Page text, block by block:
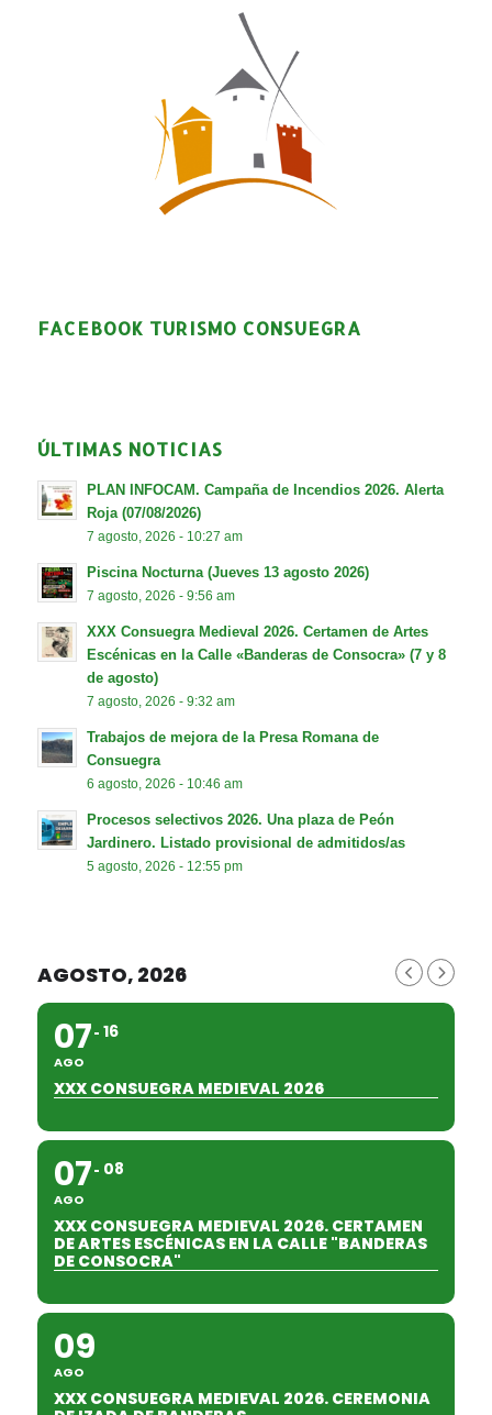
FACEBOOK TURISMO CONSUEGRA
ÚLTIMAS NOTICIAS
PLAN INFOCAM. Campaña de Incendios 2026. Alerta
Roja (07/08/2026)
7 agosto, 2026 - 10:27 am
Piscina Nocturna (Jueves 13 agosto 2026)
7 agosto, 2026 - 9:56 am
XXX Consuegra Medieval 2026. Certamen de Artes
Escénicas en la Calle «Banderas de Consocra» (7 y 8
de agosto)
7 agosto, 2026 - 9:32 am
Trabajos de mejora de la Presa Romana de
Consuegra
6 agosto, 2026 - 10:46 am
Procesos selectivos 2026. Una plaza de Peón
Jardinero. Listado provisional de admitidos/as
5 agosto, 2026 - 12:55 pm
AGOSTO, 2026
07
AGO
16
XXX CONSUEGRA MEDIEVAL 2026
07
AGO
08
XXX CONSUEGRA MEDIEVAL 2026. CERTAMEN
DE ARTES ESCÉNICAS EN LA CALLE "BANDERAS
DE CONSOCRA"
09
AGO
XXX CONSUEGRA MEDIEVAL 2026. CEREMONIA